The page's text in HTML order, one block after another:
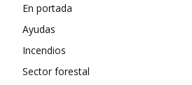
En portada
Ayudas
Incendios
Sector forestal